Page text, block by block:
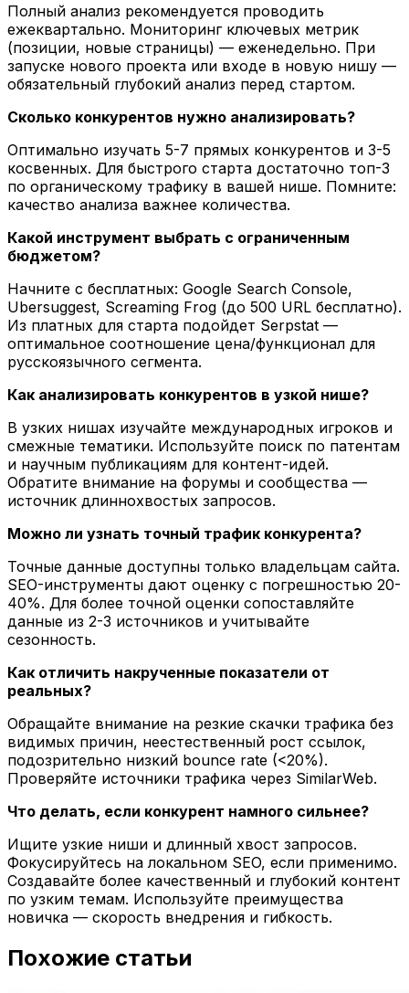
Полный анализ рекомендуется проводить
ежеквартально. Мониторинг ключевых метрик
(позиции, новые страницы) — еженедельно. При
запуске нового проекта или входе в новую нишу —
обязательный глубокий анализ перед стартом.
Сколько конкурентов нужно анализировать?
Оптимально изучать 5-7 прямых конкурентов и 3-5
косвенных. Для быстрого старта достаточно топ-3
по органическому трафику в вашей нише. Помните:
качество анализа важнее количества.
Какой инструмент выбрать с ограниченным
бюджетом?
Начните с бесплатных: Google Search Console,
Ubersuggest, Screaming Frog (до 500 URL бесплатно).
Из платных для старта подойдет Serpstat —
оптимальное соотношение цена/функционал для
русскоязычного сегмента.
Как анализировать конкурентов в узкой нише?
В узких нишах изучайте международных игроков и
смежные тематики. Используйте поиск по патентам
и научным публикациям для контент-идей.
Обратите внимание на форумы и сообщества —
источник длиннохвостых запросов.
Можно ли узнать точный трафик конкурента?
Точные данные доступны только владельцам сайта.
SEO-инструменты дают оценку с погрешностью 20-
40%. Для более точной оценки сопоставляйте
данные из 2-3 источников и учитывайте
сезонность.
Как отличить накрученные показатели от
реальных?
Обращайте внимание на резкие скачки трафика без
видимых причин, неестественный рост ссылок,
подозрительно низкий bounce rate (<20%).
Проверяйте источники трафика через SimilarWeb.
Что делать, если конкурент намного сильнее?
Ищите узкие ниши и длинный хвост запросов.
Фокусируйтесь на локальном SEO, если применимо.
Создавайте более качественный и глубокий контент
по узким темам. Используйте преимущества
новичка — скорость внедрения и гибкость.
Похожие статьи